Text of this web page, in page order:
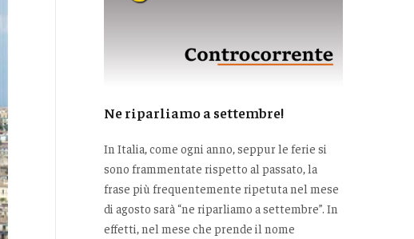
Ne riparliamo a settembre!
In Italia, come ogni anno, seppur le ferie si
sono frammentate rispetto al passato, la
frase più frequentemente ripetuta nel mese
di agosto sarà “ne riparliamo a settembre”. In
effetti, nel mese che prende il nome